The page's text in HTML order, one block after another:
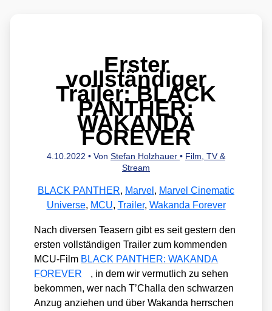
Erster
vollständiger
Trailer: BLACK
PANTHER:
WAKANDA
FOREVER
4.10.2022 • Von Stefan Holzhauer • Film, TV &
Stream
BLACK PANTHER, Marvel , Marvel Cinematic
Universe, MCU, Trailer, Wakanda Forever
Nach diver­sen Teasern gibt es seit ges­tern den
ers­ten voll­stän­di­gen Trai­ler zum kom­men­den
MCU-Film BLACK PANTHER: WAKANDA
FOREVER
, in dem wir ver­mut­lich zu sehen
bekom­men, wer nach T’Chal­la den schwar­zen
Anzug anzie­hen und über Wakan­da herr­schen